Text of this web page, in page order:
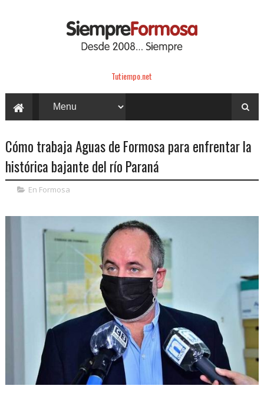
Tutiempo.net
Cómo trabaja Aguas de Formosa para enfrentar la
histórica bajante del río Paraná
En Formosa